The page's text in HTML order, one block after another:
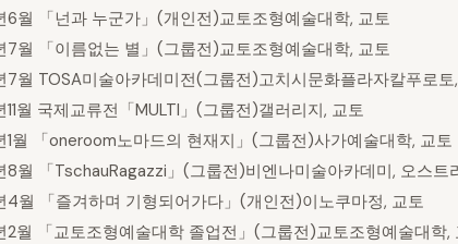
6월 「넌과 누군가」(개인전)교토조형예술대학, 교토
7월 「이름없는 별」(그룹전)교토조형예술대학, 교토
7월 TOSA미술아카데미전(그룹전)고치시문화플라자칼푸로토
11월 국제교류전「MULTI」(그룹전)갤러리지, 교토
1월 「oneroom노마드의 현재지」(그룹전)사가예술대학, 교토
8월 「TschauRagazzi」(그룹전)비엔나미술아카데미, 오스트
4월 「즐겨하며 기형되어가다」(개인전)이노쿠마정, 교토
2월 「교토조형예술대학 졸업전」(그룹전)교토조형예술대학,